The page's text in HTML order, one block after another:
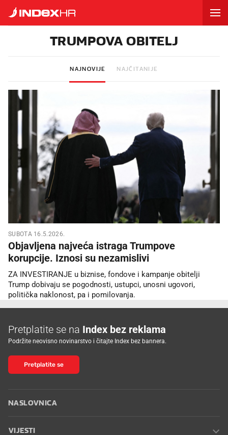
TRUMPOVA OBITELJ
NAJNOVIJE NAJČITANIJE
SUBOTA 16.5.2026.
Objavljena najveća istraga Trumpove
korupcije. Iznosi su nezamislivi
ZA INVESTIRANJE u biznise, fondove i kampanje obitelji
Trump dobivaju se pogodnosti, ustupci, unosni ugovori,
politička naklonost, pa i pomilovanja.
Pretplatite se na Index bez reklama
Podržite neovisno novinarstvo i čitajte Index bez bannera.
Pretplatite se
NASLOVNICA
VIJESTI